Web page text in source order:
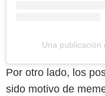
Una publicación
Por otro lado, los
sido motivo de